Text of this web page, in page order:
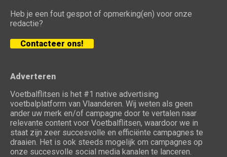
Heb je een fout gespot of opmerking(en) voor onze
redactie?
Contacteer ons!
Adverteren
Voetbalflitsen is het #1 native advertising
voetbalplatform van Vlaanderen. Wij weten als geen
ander uw merk en/of campagne door te vertalen naar
relevante content voor Voetbalflitsen, waardoor we in
staat zijn zeer succesvolle en efficiënte campagnes te
draaien. Het is ook steeds mogelijk om campagnes op
onze succesvolle social media kanalen te lanceren.